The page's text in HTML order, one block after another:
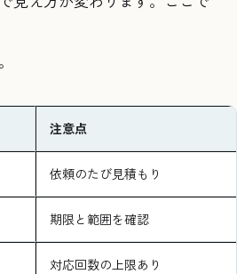
注意点
依頼のたび見積もり
期限と範囲を確認
対応回数の上限あり